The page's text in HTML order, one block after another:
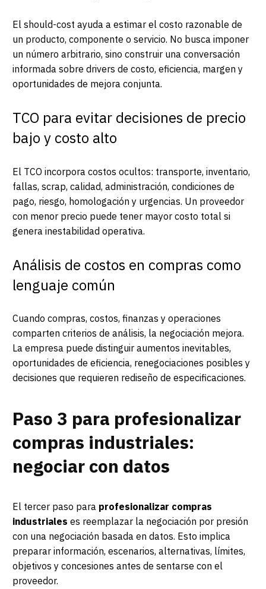
El should-cost ayuda a estimar el costo razonable de
un producto, componente o servicio. No busca imponer
un número arbitrario, sino construir una conversación
informada sobre drivers de costo, eficiencia, margen y
oportunidades de mejora conjunta.
TCO para evitar decisiones de precio
bajo y costo alto
El TCO incorpora costos ocultos: transporte, inventario,
fallas, scrap, calidad, administración, condiciones de
pago, riesgo, homologación y urgencias. Un proveedor
con menor precio puede tener mayor costo total si
genera inestabilidad operativa.
Análisis de costos en compras como
lenguaje común
Cuando compras, costos, finanzas y operaciones
comparten criterios de análisis, la negociación mejora.
La empresa puede distinguir aumentos inevitables,
oportunidades de eficiencia, renegociaciones posibles y
decisiones que requieren rediseño de especificaciones.
Paso 3 para profesionalizar
compras industriales:
negociar con datos
El tercer paso para profesionalizar compras
industriales es reemplazar la negociación por presión
con una negociación basada en datos. Esto implica
preparar información, escenarios, alternativas, límites,
objetivos y concesiones antes de sentarse con el
proveedor.